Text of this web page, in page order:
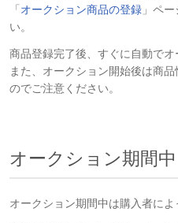
「 オークション商品の登録 」ペ
い。
商品登録完了後、すぐに自動でオ
また、オークション開始後は商
のでご注意ください。
オークション期間中
オークション期間中は購入者によ